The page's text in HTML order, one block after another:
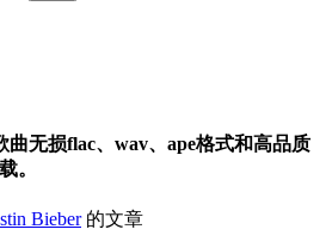
曲无损flac、wav、ape格式和高品质
。
Bieber的文章